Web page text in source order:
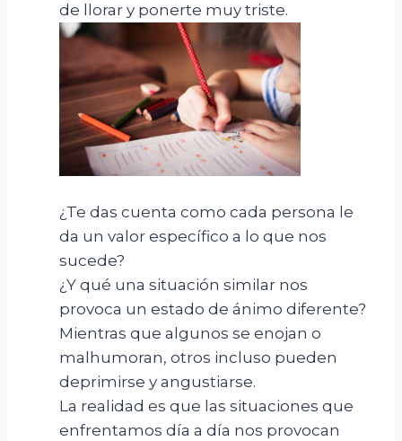
de llorar y ponerte muy triste.
¿Te das cuenta como cada persona le
da un valor específico a lo que nos
sucede?
¿Y qué una situación similar nos
provoca un estado de ánimo diferente?
Mientras que algunos se enojan o
malhumoran, otros incluso pueden
deprimirse y angustiarse.
La realidad es que las situaciones que
enfrentamos día a día nos provocan